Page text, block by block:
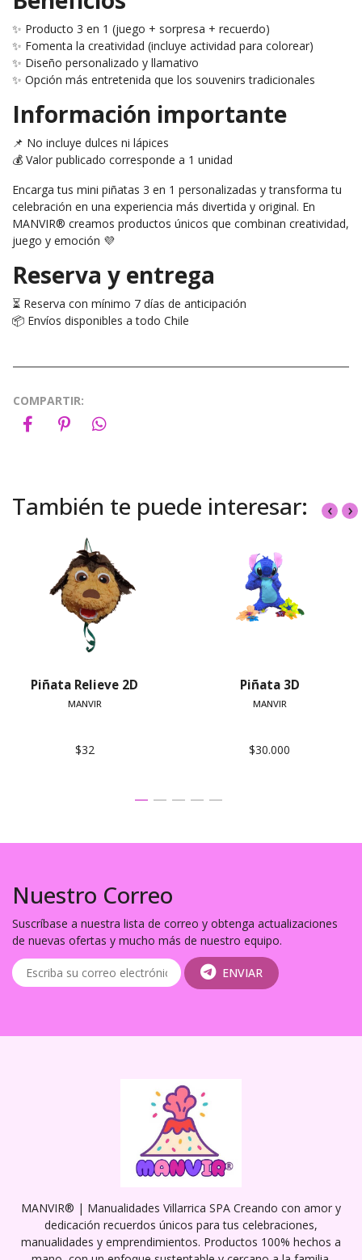
✨ Producto 3 en 1 (juego + sorpresa + recuerdo)
✨ Fomenta la creatividad (incluye actividad para colorear)
✨ Diseño personalizado y llamativo
✨ Opción más entretenida que los souvenirs tradicionales
Información importante
📌 No incluye dulces ni lápices
💰 Valor publicado corresponde a 1 unidad
Encarga tus mini piñatas 3 en 1 personalizadas y transforma tu
celebración en una experiencia más divertida y original. En
MANVIR® creamos productos únicos que combinan creatividad,
juego y emoción 💜
Reserva y entrega
⏳ Reserva con mínimo 7 días de anticipación
📦 Envíos disponibles a todo Chile
COMPARTIR:
También te puede interesar:
Piñata Relieve 2D
MANVIR
$32
Piñata 3D
MANVIR
$30.000
‹ ›
Nuestro Correo
Suscríbase a nuestra lista de correo y obtenga actualizaciones
de nuevas ofertas y mucho más de nuestro equipo.
ENVIAR
MANVIR® | Manualidades Villarrica SPA Creando con amor y
dedicación recuerdos únicos para tus celebraciones,
manualidades y emprendimientos. Productos 100% hechos a